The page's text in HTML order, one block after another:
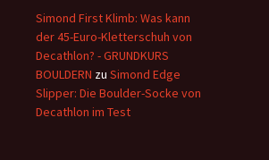
Simond First Klimb: Was kann
der 45-Euro-Kletterschuh von
Decathlon? - GRUNDKURS
BOULDERN zu Simond Edge
Slipper: Die Boulder-Socke von
Decathlon im Test